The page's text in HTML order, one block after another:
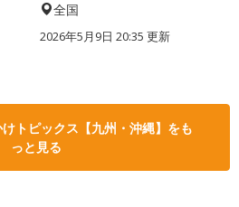
全国
2026年5月9日 20:35 更新
トピックス【九州・沖縄】をも
っと見る